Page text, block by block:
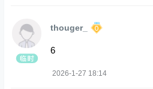
thouger_
6
2026-1-27 18:14